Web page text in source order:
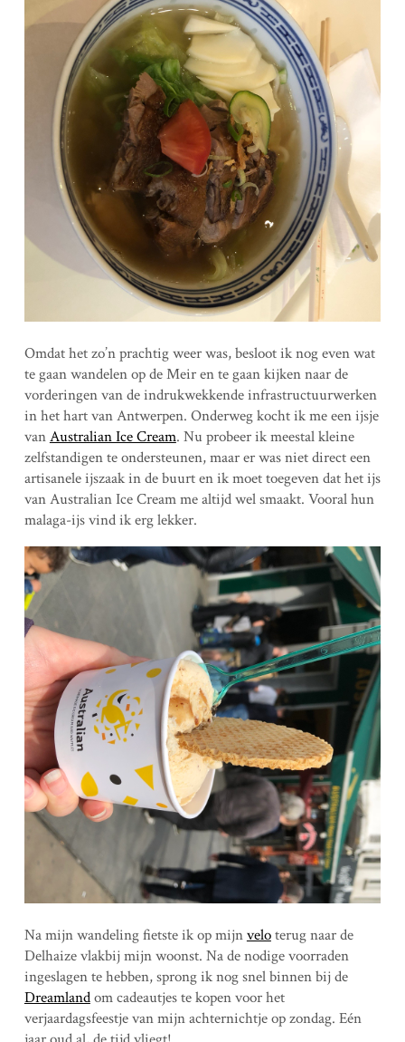
Omdat het zo’n prachtig weer was, besloot ik nog even wat
te gaan wandelen op de Meir en te gaan kijken naar de
vorderingen van de indrukwekkende infrastructuurwerken
in het hart van Antwerpen. Onderweg kocht ik me een ijsje
vanAustralian Ice Cream. Nu probeer ik meestal kleine
zelfstandigen te ondersteunen, maar er was niet direct een
artisanele ijszaak in de buurt en ik moet toegeven dat het ijs
van Australian Ice Cream me altijd wel smaakt. Vooral hun
malaga-ijs vind ik erg lekker.
Na mijn wandeling fietste ik op mijnveloterug naar de
Delhaize vlakbij mijn woonst. Na de nodige voorraden
ingeslagen te hebben, sprong ik nog snel binnen bij de
Dreamlandom cadeautjes te kopen voor het
verjaardagsfeestje van mijn achternichtje op zondag. Eén